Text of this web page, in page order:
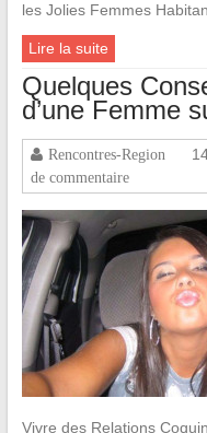
les Jolies Femmes
Lire la suite
Quelques
d’une Femme
Rencontres-Region
de commentaire
Vivre des Relations